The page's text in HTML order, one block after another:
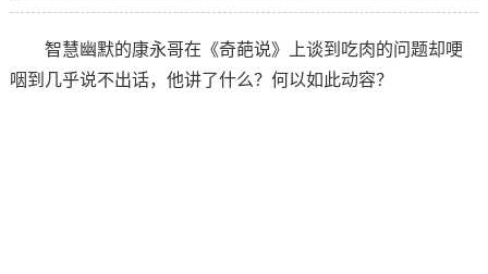
智慧幽默的康永哥在《奇葩说》上谈到吃肉的问题却哽
咽到几乎说不出话，他讲了什么？何以如此动容？